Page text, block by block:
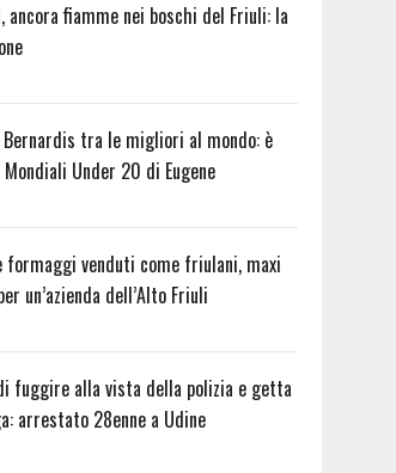
ancora fiamme nei boschi del Friuli: la
tra le migliori al mondo: è
Mondiali Under 20 di Eugene
formaggi venduti come friulani, maxi
un’azienda dell’Alto Friuli
fuggire alla vista della polizia e getta
arrestato 28enne a Udine